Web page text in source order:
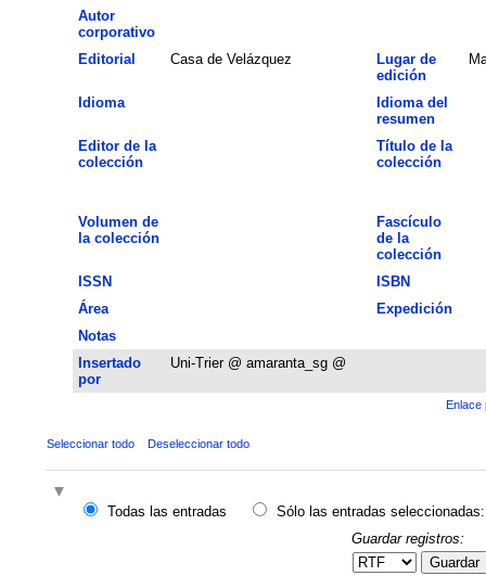
Autor
corporativo
Editorial
Casa de Velázquez
Lugar de
edición
Idioma
Idioma del
resumen
Editor de la
colección
Título de la
colección
Volumen de
la colección
Fascículo
de la
colección
ISSN
ISBN
Área
Expedición
Notas
Insertado
por
Uni-Trier @ amaranta_sg @
Enlace
Seleccionar todo Deseleccionar todo
Todas las entradas
Sólo las entradas seleccionadas:
Guardar registros:
Guardar